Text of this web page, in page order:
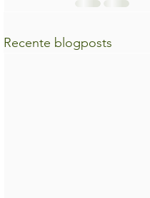
Recente blogposts